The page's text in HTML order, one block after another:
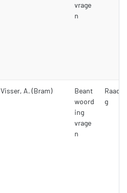
vrage
n
Visser, A. (Bram)
Beant
woord
ing
vrage
n
g